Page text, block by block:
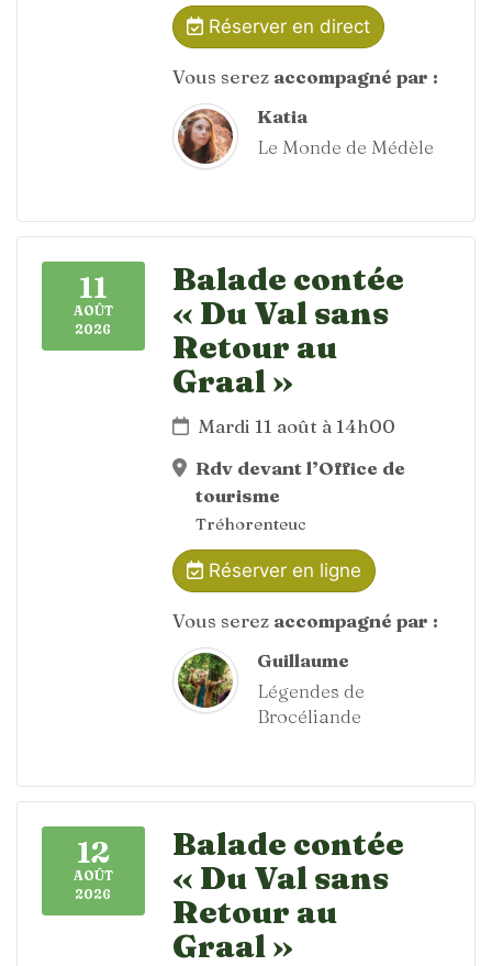
Réserver en direct
Vous serez accompagné par :
Katia
Le Monde de Médèle
11
AOÛT
2026
Balade contée
« Du Val sans
Retour au
Graal »
Mardi 11 août à 14h00
Rdv devant l’Office de
tourisme
Tréhorenteuc
Réserver en ligne
Vous serez accompagné par :
Guillaume
Légendes de
Brocéliande
12
AOÛT
2026
Balade contée
« Du Val sans
Retour au
Graal »